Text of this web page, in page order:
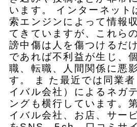
います。 インターネッ
索エンジンによって情報
てきていますが、これら
謗中傷は人を傷つけるだ
であれば不利益が生じ、
職、転職、人間関係に悪
す。 ま た最近では同業
イバル会社）によるネガ
ングも横行しています。
イバル会社、お店、サー